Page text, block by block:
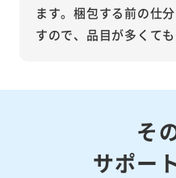
ます。梱包する前の仕
すので、品目が多くても
そ
サポー